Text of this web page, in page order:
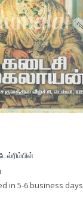
in 5-6 business days